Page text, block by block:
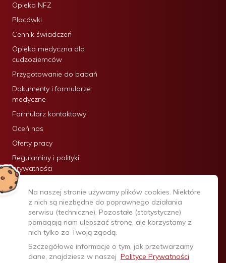
Opieka NFZ
Placówki
Cennik świadczeń
Opieka medyczna dla
cudzoziemców
Przygotowanie do badań
Dokumenty i formularze
medyczne
Formularz kontaktowy
Oceń nas
Oferty pracy
Regulaminy i polityki
prywatności
Certyfikaty:
Na naszej stronie używamy plików cookies. Niektóre
z nich są niezbędne do poprawnego działania
serwisu (techniczne). Pozostałe (statystyczne)
pomagają nam ulepszać stronę, ale korzystamy z
nich tylko za Twoją zgodą.
Szczegółowe informacje o tym, jak przetwarzamy
dane, znajdziesz w naszej Polityce Prywatności